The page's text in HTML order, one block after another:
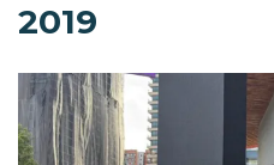
2019